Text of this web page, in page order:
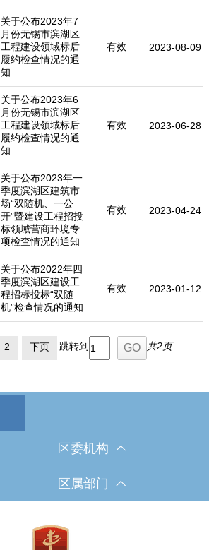
关于公布2023年7
月份无锡市滨湖区
工程建设领域标后
履约检查情况的通
知
有效 2023-08-09
关于公布2023年6
月份无锡市滨湖区
工程建设领域标后
履约检查情况的通
知
有效 2023-06-28
关于公布2023年一
季度滨湖区建筑市
场“双随机、一公
开”暨建设工程招投
标领域营商环境专
项检查情况的通知
有效 2023-04-24
关于公布2022年四
季度滨湖区建设工
程招标投标“双随
机”检查情况的通知
有效 2023-01-12
2 下页 跳转到 共2页
区委机构
区属部门